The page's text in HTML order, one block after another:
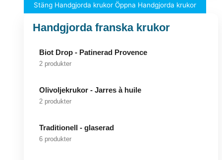
Stäng Handgjorda krukor Öppna Handgjorda krukor
Handgjorda franska krukor
Biot Drop - Patinerad Provence
2 produkter
Olivoljekrukor - Jarres à huile
2 produkter
Traditionell - glaserad
6 produkter